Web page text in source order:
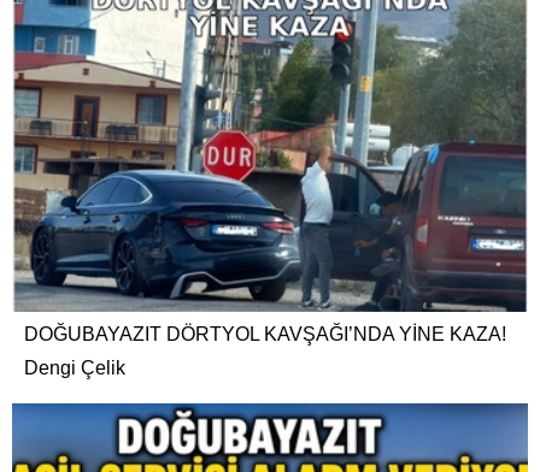
DOĞUBAYAZIT DÖRTYOL KAVŞAĞI’NDA YİNE KAZA!
Dengi Çelik